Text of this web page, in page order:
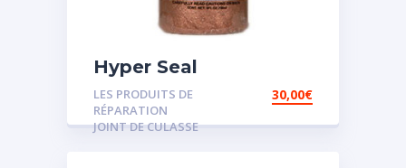
Hyper Seal
LES PRODUITS DE
RÉPARATION
JOINT DE CULASSE
30,00€